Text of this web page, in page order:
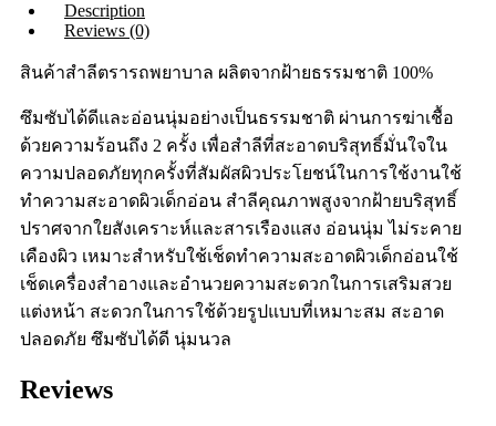
พยาบาล
(3
quantity
Description
Reviews (0)
สินค้าสำลีตรารถพยาบาล ผลิตจากฝ้ายธรรมชาติ 100%
ซึมซับได้ดีและอ่อนนุ่มอย่างเป็นธรรมชาติ ผ่านการฆ่าเชื้อ
ด้วยความร้อนถึง 2 ครั้ง เพื่อสำลีที่สะอาดบริสุทธิ์มั่นใจใน
ความปลอดภัยทุกครั้งที่สัมผัสผิวประโยชน์ในการใช้งานใช้
ทำความสะอาดผิวเด็กอ่อน สำลีคุณภาพสูงจากฝ้ายบริสุทธิ์
ปราศจากใยสังเคราะห์และสารเรืองแสง อ่อนนุ่ม ไม่ระคาย
เคืองผิว เหมาะสำหรับใช้เช็ดทำความสะอาดผิวเด็กอ่อนใช้
เช็ดเครื่องสำอางและอำนวยความสะดวกในการเสริมสวย
แต่งหน้า สะดวกในการใช้ด้วยรูปแบบที่เหมาะสม สะอาด
ปลอดภัย ซึมซับได้ดี นุ่มนวล
Reviews